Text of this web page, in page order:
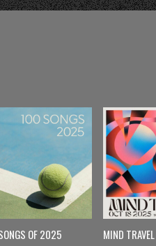
OF 2025 MIND TRAVEL